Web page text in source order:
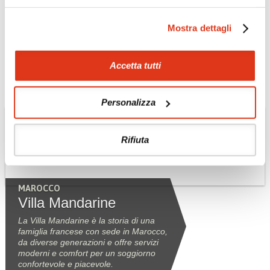
Mostra dettagli
Accetta tutti
Personalizza
Rifiuta
situata all'ingresso della medina, in
Scopri l'Hotel »
MAROCCO
Villa Mandarine
La Villa Mandarine è la storia di una
famiglia francese con sede in Marocco,
da diverse generazioni e offre servizi
moderni e comfort per un soggiorno
confortevole e piacevole.